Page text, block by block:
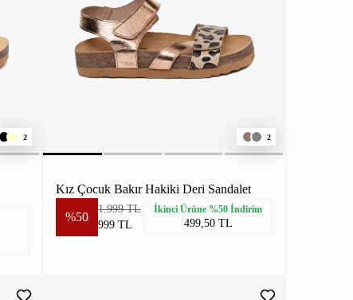
2 2
Kız Çocuk Bakır Hakiki Deri Sandalet
%50
1.999 TL
999 TL
İkinci Ürüne %50 İndirim
499,50 TL